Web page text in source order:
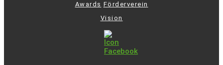
Awards Förderverein
Vision